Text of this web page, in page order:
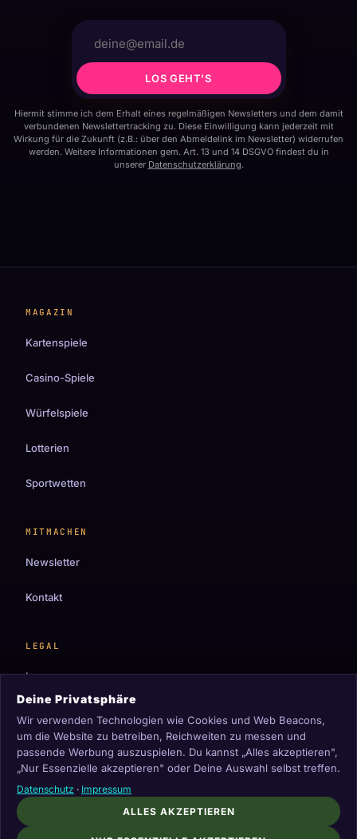
LOS GEHT'S
Hiermit stimme ich dem Erhalt eines regelmäßigen Newsletters und dem damit
verbundenen Newslettertracking zu. Diese Einwilligung kann jederzeit mit
Wirkung für die Zukunft (z.B.: über den Abmeldelink im Newsletter) widerrufen
werden. Weitere Informationen gem. Art. 13 und 14 DSGVO findest du in
unserer Datenschutzerklärung.
MAGAZIN
Kartenspiele
Casino-Spiele
Würfelspiele
Lotterien
Sportwetten
MITMACHEN
Newsletter
Kontakt
LEGAL
Impressum
Cookie-Einstellungen
Deine Privatsphäre
Wir verwenden Technologien wie Cookies und Web Beacons,
um die Website zu betreiben, Reichweiten zu messen und
passende Werbung auszuspielen. Du kannst „Alles akzeptieren",
„Nur Essenzielle akzeptieren" oder Deine Auswahl selbst treffen.
Datenschutz · Impressum
ALLES AKZEPTIEREN